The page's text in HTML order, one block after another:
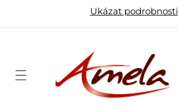
Menu
Ukázat podrobnosti